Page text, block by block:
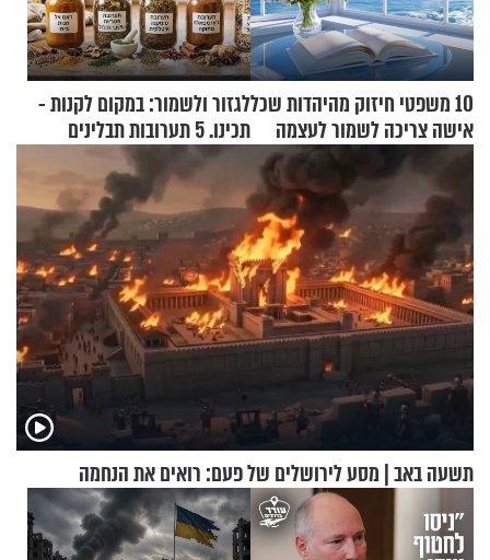
10 משפטי חיזוק מהיהדות שכל
אישה צריכה לשמור לעצמה
לגזור ולשמור: במקום לקנות -
תכינו. 5 תערובות תבלינים
שמתאימות להכל
תשעה באב | מסע לירושלים של פעם: רואים את הנחמה